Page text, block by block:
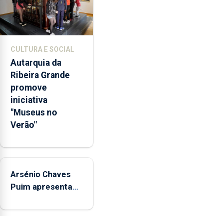
o
setor
deve
na
criação
de
valor
e
"não
ficar
de
único
indicador
CULTURA E SOCIAL
Autarquia da
Ribeira Grande
promove
iniciativa
"Museus no
Verão"
Arsénio Chaves
Puim apresenta
Biblioteca de Vila